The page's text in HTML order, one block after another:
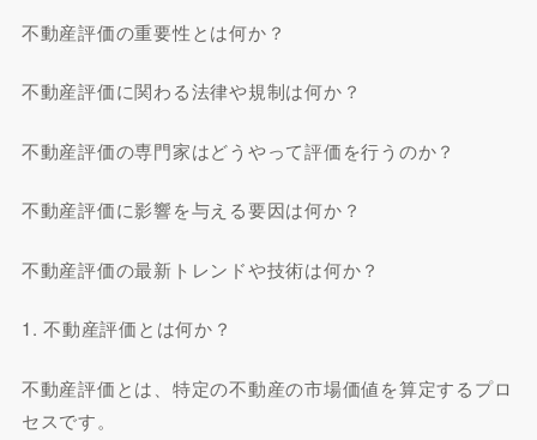
不動産評価の重要性とは何か？
不動産評価に関わる法律や規制は何か？
不動産評価の専門家はどうやって評価を行うのか？
不動産評価に影響を与える要因は何か？
不動産評価の最新トレンドや技術は何か？
1. 不動産評価とは何か？
不動産評価とは、特定の不動産の市場価値を算定するプロ
セスです。